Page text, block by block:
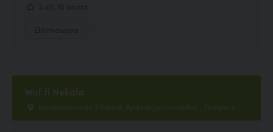
Wuf.fi Nekala
Kuokkamaantie 2 (käynti Ajokinkujan puolelta) , Tampere